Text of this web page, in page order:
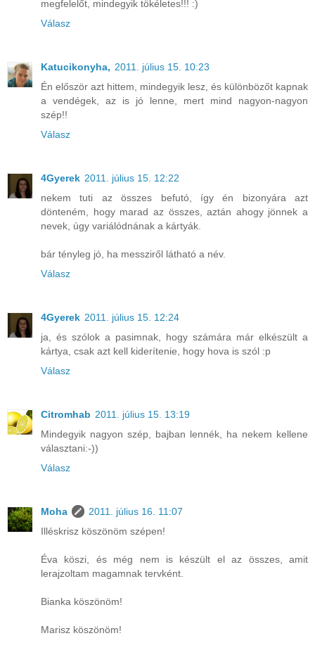
megfelelőt, mindegyik tökéletes!!! :)
Válasz
Katucikonyha, 2011. július 15. 10:23
Én először azt hittem, mindegyik lesz, és különbözőt kapnak
a vendégek, az is jó lenne, mert mind nagyon-nagyon
szép!!
Válasz
4Gyerek 2011. július 15. 12:22
nekem tuti az összes befutó, így én bizonyára azt
dönteném, hogy marad az összes, aztán ahogy jönnek a
nevek, úgy variálódnának a kártyák.
bár tényleg jó, ha messziről látható a név.
Válasz
4Gyerek 2011. július 15. 12:24
ja, és szólok a pasimnak, hogy számára már elkészült a
kártya, csak azt kell kiderítenie, hogy hova is szól :p
Válasz
Citromhab 2011. július 15. 13:19
Mindegyik nagyon szép, bajban lennék, ha nekem kellene
választani:-))
Válasz
Moha
2011. július 16. 11:07
Illéskrisz köszönöm szépen!
Éva köszi, és még nem is készült el az összes, amit
lerajzoltam magamnak tervként.
Bianka köszönöm!
Marisz köszönöm!